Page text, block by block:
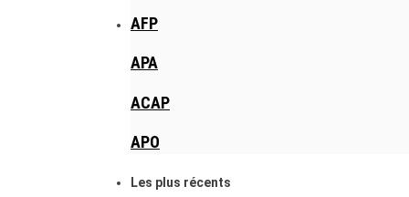
AFP
APA
ACAP
APO
Les plus récents